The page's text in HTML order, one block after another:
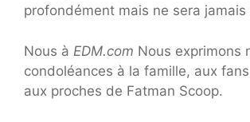
profondément mais ne sera jamais
Nous à EDM.com Nous exprimons
condoléances à la famille, aux
aux proches de Fatman Scoop.